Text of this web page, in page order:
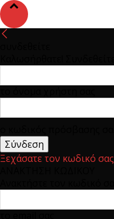
Ξεχάσατε τον κωδικό